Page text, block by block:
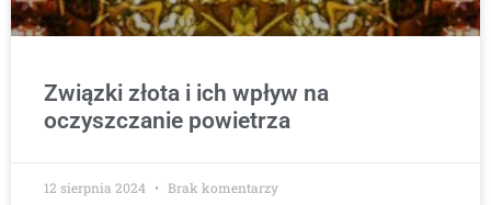
Związki złota i ich wpływ na
oczyszczanie powietrza
12 sierpnia 2024 Brak komentarzy